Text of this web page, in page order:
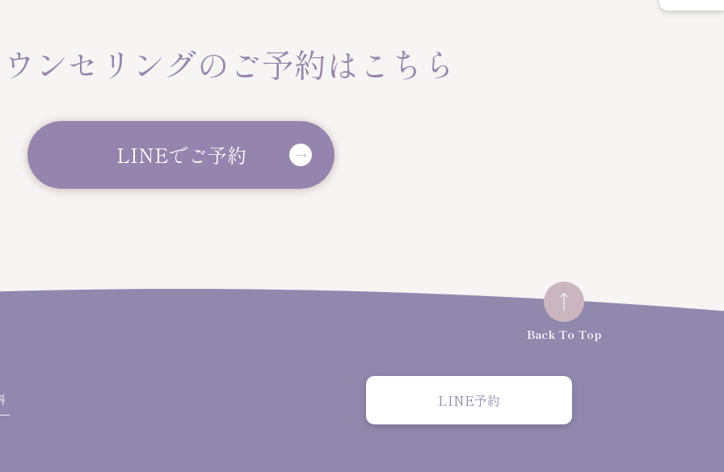
ンセリングのご予約はこちら
LINEでご予約
LINE予約
Back To Top